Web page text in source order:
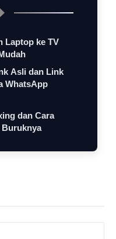
Laptop ke TV
Asli dan Link
WhatsApp
dan Cara
Buruknya